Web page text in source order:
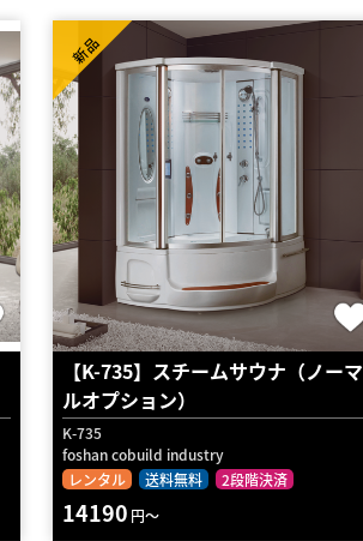
【K-735】スチームサウナ（ノーマ
ルオプション）
K-735
foshan cobuild industry
レンタル
送料無料 2段階決済
新品
14190 円～